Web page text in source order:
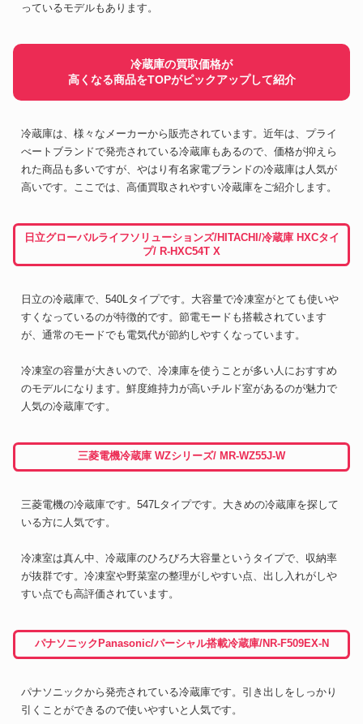
っているモデルもあります。
冷蔵庫の買取価格が
高くなる商品をTOPがピックアップして紹介
冷蔵庫は、様々なメーカーから販売されています。近年は、プライ
べートブランドで発売されている冷蔵庫もあるので、価格が抑えら
れた商品も多いですが、やはり有名家電ブランドの冷蔵庫は人気が
高いです。ここでは、高価買取されやすい冷蔵庫をご紹介します。
日立グローバルライフソリューションズ/HITACHI/冷蔵庫 HXCタイ
プ/ R-HXC54T X
日立の冷蔵庫で、540Lタイプです。大容量で冷凍室がとても使いや
すくなっているのが特徴的です。節電モードも搭載されています
が、通常のモードでも電気代が節約しやすくなっています。
冷凍室の容量が大きいので、冷凍庫を使うことが多い人におすすめ
のモデルになります。鮮度維持力が高いチルド室があるのが魅力で
人気の冷蔵庫です。
三菱電機冷蔵庫 WZシリーズ/ MR-WZ55J-W
三菱電機の冷蔵庫です。547Lタイプです。大きめの冷蔵庫を探して
いる方に人気です。
冷凍室は真ん中、冷蔵庫のひろびろ大容量というタイプで、収納率
が抜群です。冷凍室や野菜室の整理がしやすい点、出し入れがしや
すい点でも高評価されています。
パナソニックPanasonic/パーシャル搭載冷蔵庫/NR-F509EX-N
パナソニックから発売されている冷蔵庫です。引き出しをしっかり
引くことができるので使いやすいと人気です。